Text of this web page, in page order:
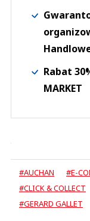
Rabat
MARKET
#AUCHAN #E-
#CLICK & COLLECT
#GERARD GALLET